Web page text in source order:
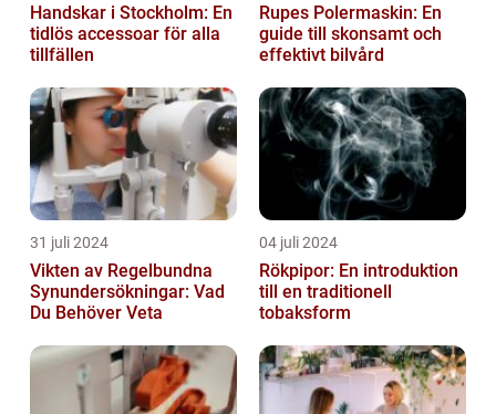
Handskar i Stockholm: En
tidlös accessoar för alla
tillfällen
Rupes Polermaskin: En
guide till skonsamt och
effektivt bilvård
31 juli 2024
Vikten av Regelbundna
Synundersökningar: Vad
Du Behöver Veta
04 juli 2024
Rökpipor: En introduktion
till en traditionell
tobaksform